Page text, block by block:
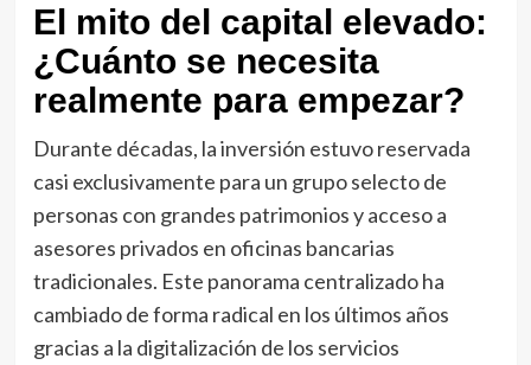
El mito del capital elevado:
¿Cuánto se necesita
realmente para empezar?
Durante décadas, la inversión estuvo reservada
casi exclusivamente para un grupo selecto de
personas con grandes patrimonios y acceso a
asesores privados en oficinas bancarias
tradicionales. Este panorama centralizado ha
cambiado de forma radical en los últimos años
gracias a la digitalización de los servicios